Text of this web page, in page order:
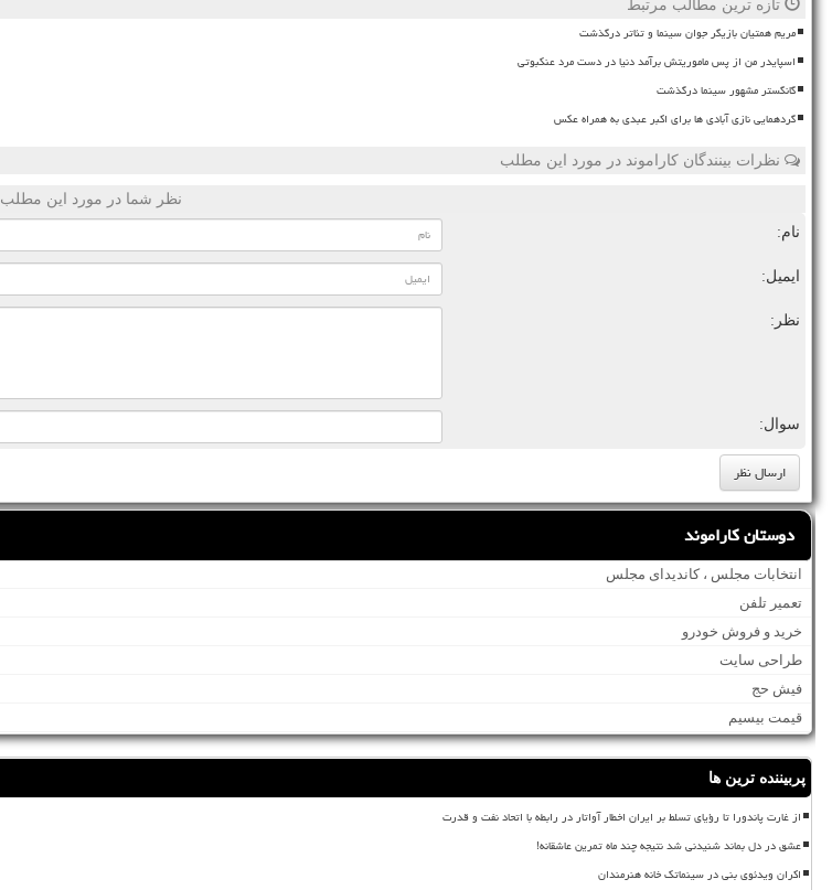
تازه ترین مطالب مرتبط
مریم همتیان بازیگر جوان سینما و تئاتر درگذشت
اسپایدر من از پس ماموریتش برآمد دنیا در دست مرد عنکبوتی
گانگستر مشهور سینما درگذشت
گردهمایی نازی آبادی ها برای اکبر عبدی به همراه عکس
نظرات بینندگان کاراموند در مورد این مطلب
نظر شما در مورد این مطلب
نام:
ایمیل:
نظر:
سوال:
دوستان کاراموند
انتخابات مجلس ، کاندیدای مجلس
تعمیر تلفن
خرید و فروش خودرو
طراحی سایت
فیش حج
قیمت بیسیم
پربیننده ترین ها
از غارت پاندورا تا رؤیای تسلط بر ایران اخطار آواتار در رابطه با اتحاد نفت و قدرت
عشق در دل بماند شنیدنی شد نتیجه چند ماه تمرین عاشقانه!
اکران ویدئوی بنی در سینماتک خانه هنرمندان